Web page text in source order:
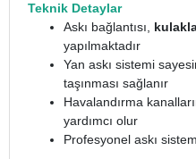
Teknik Detaylar
Askı bağlantısı,
yapılmaktadır
Yan askı sistemi
taşınması sağlanır
Havalandırma
yardımcı olur
Profesyonel askı